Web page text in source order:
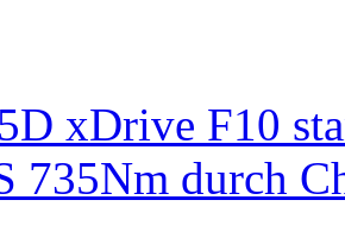
xDrive F10
735Nm durch